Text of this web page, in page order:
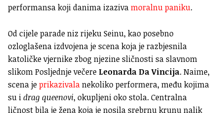
performansa koji danima izazivamoralnu paniku.
Od cijele parade niz rijeku Seinu, kao posebno
ozloglašena izdvojena je scena koja je razbjesnila
katoličke vjernike zbog njezine sličnosti sa slavnom
slikom Posljednje večere Leonarda Da Vincija.Naime,
scena jeprikazivalanekoliko performera, među kojima
su idrag queenovi, okupljeni oko stola. Centralna
ličnost bila je žena koja je nosila srebrnu krunu nalik